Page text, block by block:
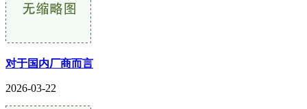
对于国内厂商而言
2026-03-22